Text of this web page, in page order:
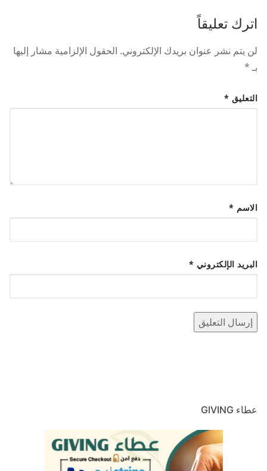
اترك تعليقاً
لن يتم نشر عنوان بريدك الإلكتروني. الحقول الإلزامية مشار إليها
بـ*
التعليق *
الاسم *
البريد الإلكتروني *
عطاء GIVING